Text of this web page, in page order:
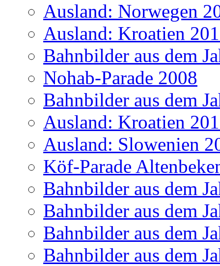
Ausland: Norwegen
Ausland: Kroatien
Bahnbilder aus dem
Nohab-Parade 2008
Bahnbilder aus dem
Ausland: Kroatien
Ausland: Slowenien
Köf-Parade
Bahnbilder aus dem
Bahnbilder aus dem
Bahnbilder aus dem
Bahnbilder aus dem